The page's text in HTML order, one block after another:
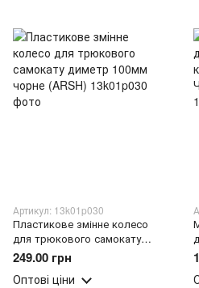
Артикул: 13k01p030
Пластикове змінне колесо
для трюкового самокату
диметр 100мм чорне (ARSH)
249.00 грн
Оптові ціни